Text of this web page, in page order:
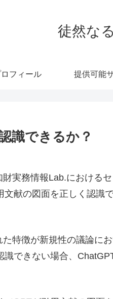
徒然な
ロフィール 提供可能
識できるか？
実務情報Lab.におけるセ
文献の図面を正しく認識
特徴が新規性の議論に
できない場合、